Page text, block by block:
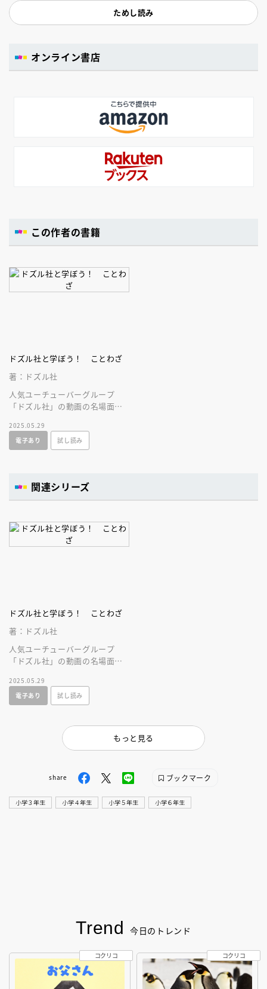
ためし読み
オンライン書店
この作者の書籍
ドズル社と学ぼう！ ことわざ
著：ドズル社
人気ユーチューバーグループ
「ドズル社」の動画の名場面
る！（小学校中学年以上）
2025.05.29
電子あり
試し読み
関連シリーズ
ドズル社と学ぼう！ ことわざ
著：ドズル社
人気ユーチューバーグループ
「ドズル社」の動画の名場面
る！（小学校中学年以上）
2025.05.29
電子あり
試し読み
もっと見る
share ブックマーク
小学３年生 小学４年生 小学５年生 小学６年生
Trend 今日のトレンド
コクリコ コクリコ